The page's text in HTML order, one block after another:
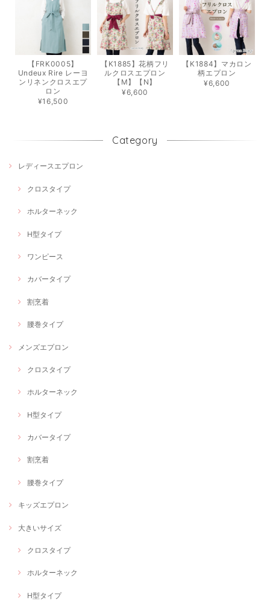
【FRK0005】
Undeux Rire レーヨ
ンリネンクロスエプ
ロン
¥16,500
【K1885】花柄フリ
ルクロスエプロン
【M】【N】
¥6,600
【K1884】マカロン
柄エプロン
¥6,600
Category
レディースエプロン
クロスタイプ
ホルターネック
H型タイプ
ワンピース
カバータイプ
割烹着
腰巻タイプ
メンズエプロン
クロスタイプ
ホルターネック
H型タイプ
カバータイプ
割烹着
腰巻タイプ
キッズエプロン
大きいサイズ
クロスタイプ
ホルターネック
H型タイプ